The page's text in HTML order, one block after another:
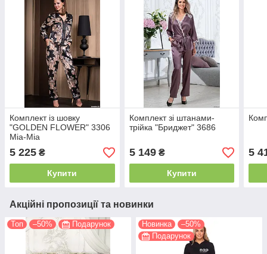
Комплект із шовку
"GOLDEN FLOWER" 3306
Міа-Міа
5 225 ₴
Купити
Комплект зі штанами-
трійка "Бриджет" 3686
5 149₴
Купити
5
Акційні пропозиції та новинки
Топ –50% Подарунок Новинка
–50%
Подарунок